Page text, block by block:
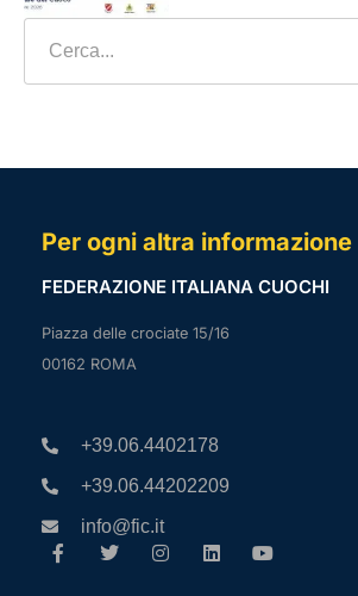
Per ogni altra informazione
FEDERAZIONE ITALIANA CUOCHI
Piazza delle crociate 15/16
00162 ROMA
+39.06.4402178
+39.06.44202209
info@fic.it